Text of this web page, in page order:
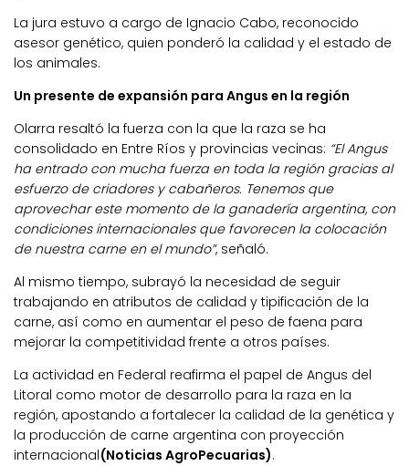
La jura estuvo a cargo de Ignacio Cabo, reconocido
asesor genético, quien ponderó la calidad y el estado de
los animales.
Un presente de expansión para Angus en la región
Olarra resaltó la fuerza con la que la raza se ha
consolidado en Entre Ríos y provincias vecinas: “El Angus
ha entrado con mucha fuerza en toda la región gracias al
esfuerzo de criadores y cabañeros. Tenemos que
aprovechar este momento de la ganadería argentina, con
condiciones internacionales que favorecen la colocación
de nuestra carne en el mundo”, señaló.
Al mismo tiempo, subrayó la necesidad de seguir
trabajando en atributos de calidad y tipificación de la
carne, así como en aumentar el peso de faena para
mejorar la competitividad frente a otros países.
La actividad en Federal reafirma el papel de Angus del
Litoral como motor de desarrollo para la raza en la
región, apostando a fortalecer la calidad de la genética y
la producción de carne argentina con proyección
internacional(Noticias AgroPecuarias).